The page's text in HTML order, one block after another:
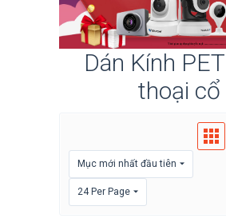
Dán Kính
thoại cổ
Mục mới nhất đầu tiên
24 Per Page